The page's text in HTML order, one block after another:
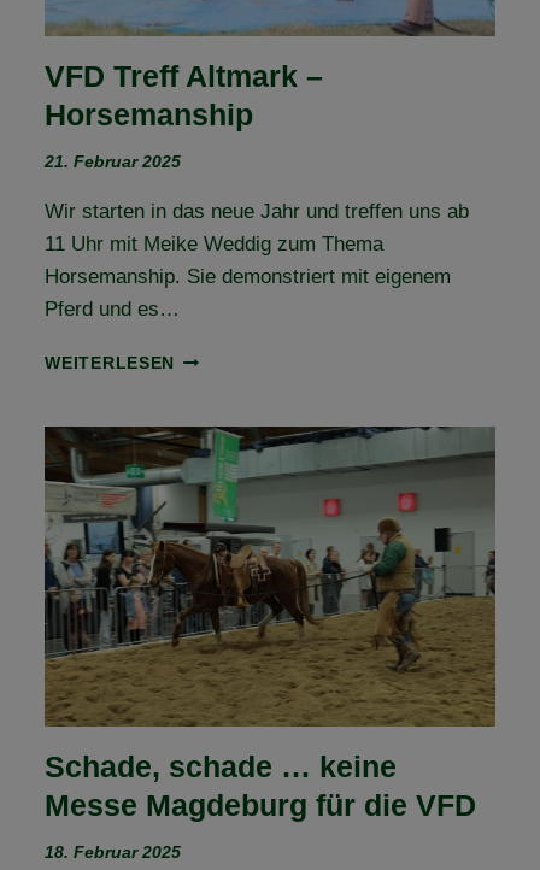
VFD Treff Altmark –
Horsemanship
21. Februar 2025
Wir starten in das neue Jahr und treffen uns ab
11 Uhr mit Meike Weddig zum Thema
Horsemanship. Sie demonstriert mit eigenem
Pferd und es…
WEITERLESEN
VFD
–
HORSEMANSHIP
Schade, schade … keine
Messe Magdeburg für die VFD
18. Februar 2025